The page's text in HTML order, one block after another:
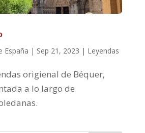
España | Sep 21, 2023 | Leyendas
origienal de Béquer,
a lo largo de